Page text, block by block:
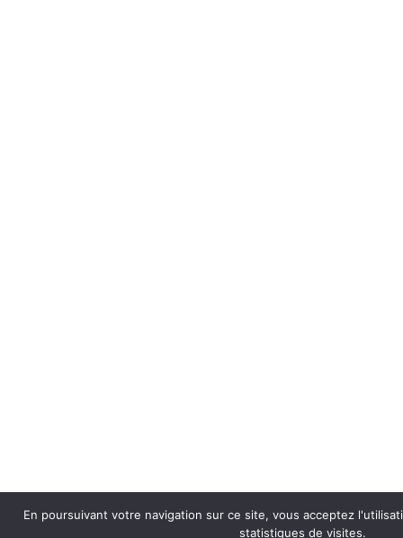
En poursuivant votre navigation sur ce site, vous acceptez
statistiques de visites.